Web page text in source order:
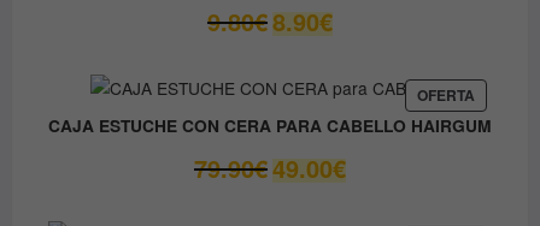
9.80€ El
precio
era:
9.80€.
8.90€El
precio
es:
8.90€.
OFERTA
EN
OFERTA
CAJA ESTUCHE CON CERA PARA CABELLO HAIRGUM
79.90€ El
precio
49.00€El
precio